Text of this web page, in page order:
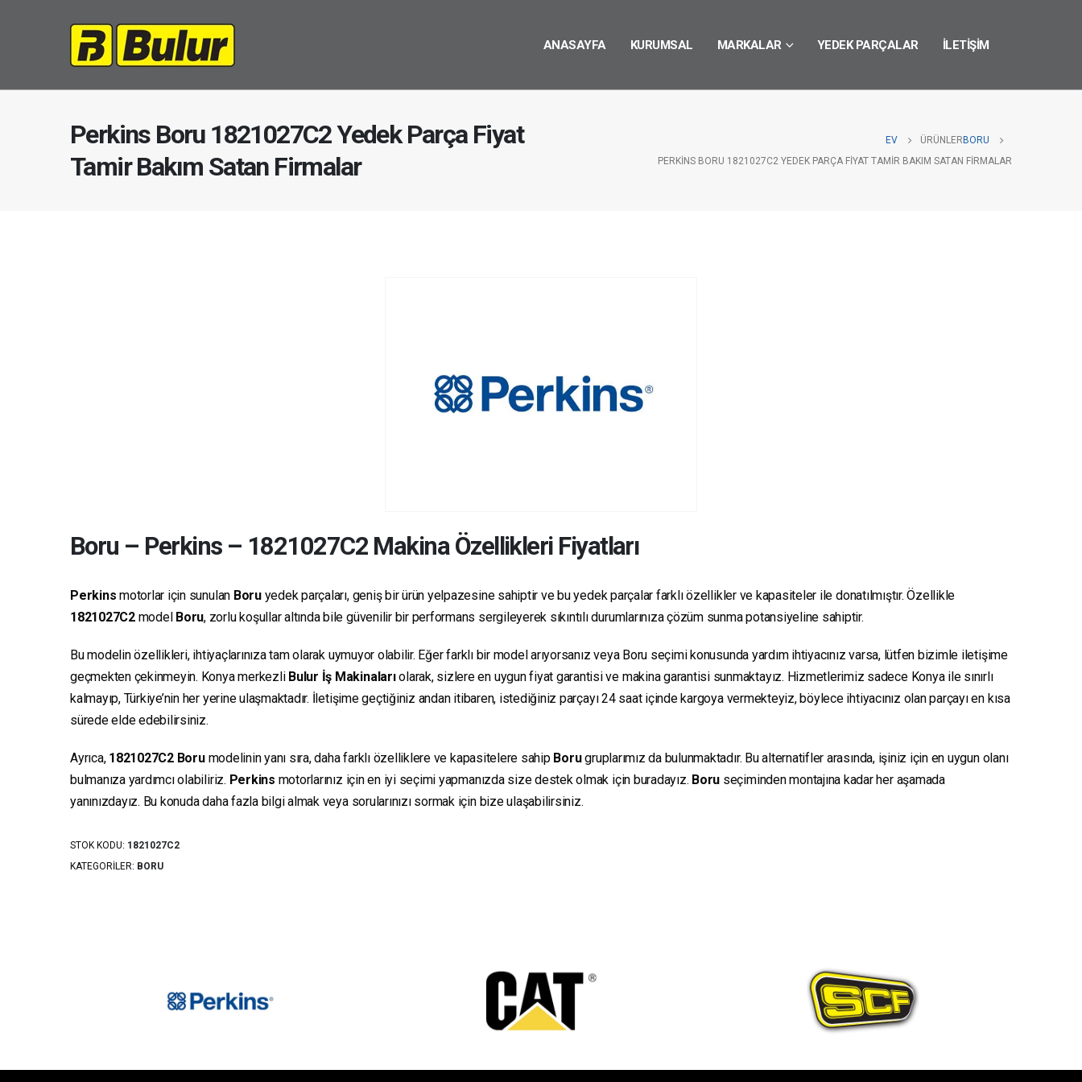
ANASAYFA KURUMSAL MARKALAR YEDEK PARÇALAR İLETIŞIM
Perkins Boru 1821027C2 Yedek Parça Fiyat
Tamir Bakım Satan Firmalar
EV ÜRÜNLER BORU
PERKINS BORU 1821027C2 YEDEK PARÇA FIYAT TAMIR BAKIM SATAN FIRMALAR
Boru – Perkins– 1821027C2 Makina Özellikleri Fiyatları
Perkins motorlar için sunulan Boruyedek parçaları, geniş bir ürün yelpazesine sahiptir ve bu yedek parçalar farklı özellikler ve kapasiteler ile donatılmıştır. Özellikle
1821027C2model Boru, zorlu koşullar altında bile güvenilir bir performans sergileyerek sıkıntılı durumlarınıza çözüm sunma potansiyeline sahiptir.
Bu modelin özellikleri, ihtiyaçlarınıza tam olarak uymuyor olabilir. Eğer farklı bir model arıyorsanız veya Boru seçimi konusunda yardım ihtiyacınız varsa, lütfen bizimle iletişime
geçmekten çekinmeyin. Konya merkezli Bulur İş Makinalarıolarak, sizlere en uygun fiyat garantisi ve makina garantisi sunmaktayız. Hizmetlerimiz sadece Konya ile sınırlı
kalmayıp, Türkiye’nin her yerine ulaşmaktadır. İletişime geçtiğiniz andan itibaren, istediğiniz parçayı 24 saat içinde kargoya vermekteyiz, böylece ihtiyacınız olan parçayı en kısa
sürede elde edebilirsiniz.
Ayrıca, 1821027C2 Borumodelinin yanı sıra, daha farklı özelliklere ve kapasitelere sahip Borugruplarımız da bulunmaktadır. Bu alternatifler arasında, işiniz için en uygun olanı
bulmanıza yardımcı olabiliriz. Perkins motorlarınız için en iyi seçimi yapmanızda size destek olmak için buradayız. Boru seçiminden montajına kadar her aşamada
yanınızdayız. Bu konuda daha fazla bilgi almak veya sorularınızı sormak için bize ulaşabilirsiniz.
STOK KODU: 1821027C2
KATEGORILER: BORU